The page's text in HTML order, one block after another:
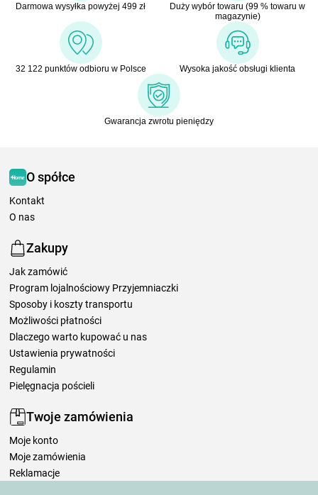
Darmowa wysyłka powyżej 499 zł
Duży wybór towaru (99 % towaru w
magazynie)
32 122 punktów odbioru w Polsce Wysoka jakość obsługi klienta
Gwarancja zwrotu pieniędzy
O spółce
Kontakt
O nas
Zakupy
Jak zamówić
Program lojalnościowy Przyjemniaczki
Sposoby i koszty transportu
Możliwości płatności
Dlaczego warto kupować u nas
Ustawienia prywatności
Regulamin
Pielęgnacja pościeli
Twoje zamówienia
Moje konto
Moje zamówienia
Reklamacje